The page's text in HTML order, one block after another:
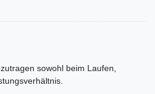
sowohl beim Laufen,